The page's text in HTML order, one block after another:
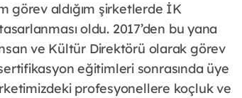
görev aldığım şirketlerde İK
oldu. 2017’den bu yana
ve Kültür Direktörü olarak görev
eğitimleri sonrasında üye
profesyonellere koçluk ve